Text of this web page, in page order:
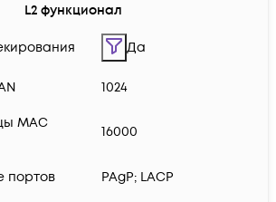
L2 функционал
Да
1024
MAC
16000
портов PAgP; LACP